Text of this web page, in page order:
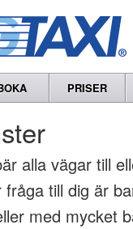
PRISER
alla vägar till
fråga till dig är
med mycket